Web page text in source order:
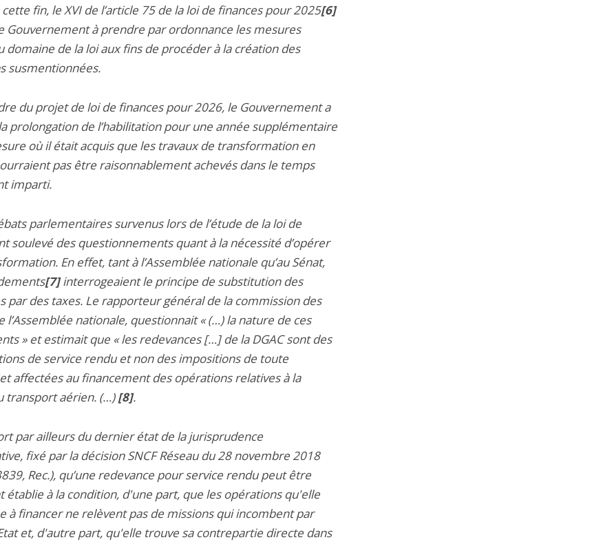
fin, le XVI de l’article 75 de la loi de finances pour 2025[6]
Gouvernement à prendre par ordonnance les mesures
domaine de la loi aux fins de procéder à la création des
susmentionnées.
du projet de loi de finances pour 2026, le Gouvernement a
prolongation de l’habilitation pour une année supplémentaire
où il était acquis que les travaux de transformation en
pas être raisonnablement achevés dans le temps
imparti.
parlementaires survenus lors de l’étude de la loi de
soulevé des questionnements quant à la nécessité d’opérer
En effet, tant à l’Assemblée nationale qu’au Sénat,
[7]interrogeaient le principe de substitution des
par des taxes. Le rapporteur général de la commission des
l’Assemblée nationale, questionnait « (…) la nature de ces
» et estimait que « les redevances […] de la DGAC sont des
de service rendu et non des impositions de toute
affectées au financement des opérations relatives à la
transport aérien. (…)[8].
par ailleurs du dernier état de la jurisprudence
fixé par la décision SNCF Réseau du 28 novembre 2018
Rec.), qu’une redevance pour service rendu peut être
établie à la condition, d'une part, que les opérations qu'elle
à financer ne relèvent pas de missions qui incombent par
et, d'autre part, qu'elle trouve sa contrepartie directe dans